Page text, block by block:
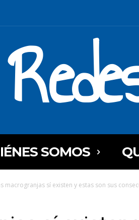
SOMOS
macrogranjas sí existen y estas son sus